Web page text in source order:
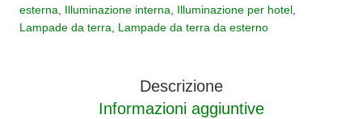
XL
quantità
esterna
Illuminazione interna Illuminazione per hotel
Lampade da terra
Lampade da terra da esterno
Descrizione
Informazioni aggiuntive